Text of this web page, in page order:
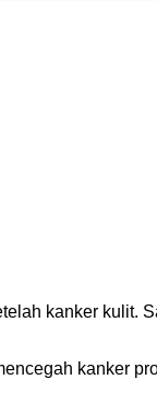
kanker kulit.
kanker